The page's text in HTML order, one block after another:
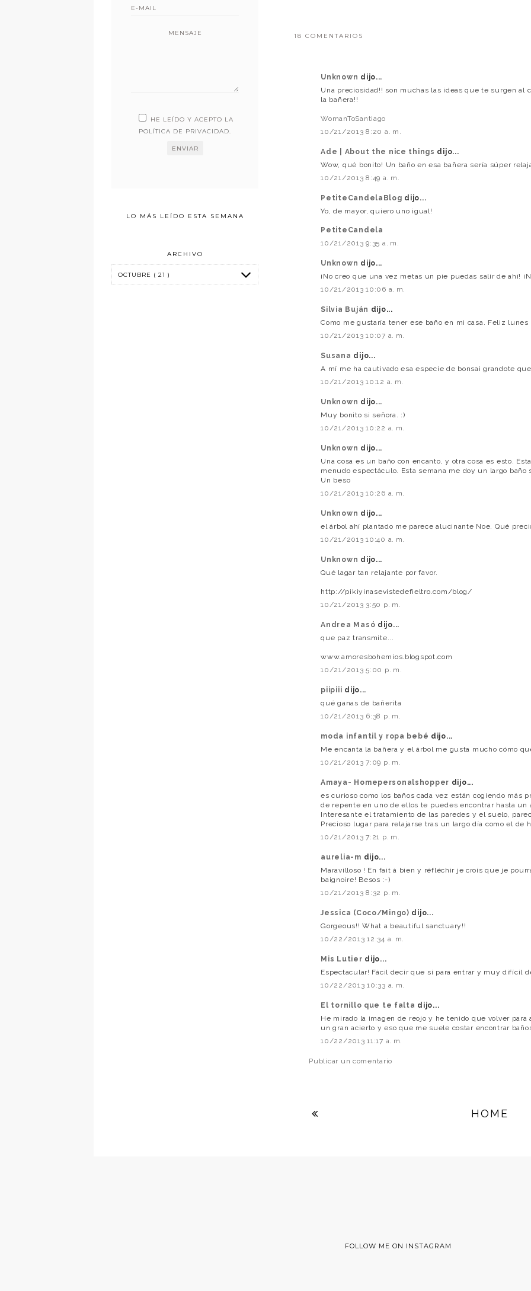
18 COMENTARIOS
Unknown dijo...
Una preciosidad!! son muchas las ideas que te surgen al
la bañera!!
WomanToSantiago
10/21/2013 8:20 a. m.
Ade | About the nice things dijo...
Wow, qué bonito! Un baño en esa bañera sería súper
10/21/2013 8:49 a. m.
PetiteCandelaBlog dijo...
Yo, de mayor, quiero uno igual!
PetiteCandela
10/21/2013 9:35 a. m.
Unknown dijo...
¡No creo que una vez metas un pie puedas salir de ahí!
10/21/2013 10:06 a. m.
Silvia Buján dijo...
Como me gustaría tener ese baño en mi casa. Feliz lunes
10/21/2013 10:07 a. m.
Susana dijo...
A mí me ha cautivado esa especie de bonsai grandote
10/21/2013 10:12 a. m.
Unknown dijo...
Muy bonito si señora. :)
10/21/2013 10:22 a. m.
Unknown dijo...
Una cosa es un baño con encanto, y otra cosa es esto.
menudo espectáculo. Esta semana me doy un largo baño
Un beso
10/21/2013 10:26 a. m.
Unknown dijo...
el árbol ahí plantado me parece alucinante Noe. Qué
10/21/2013 10:40 a. m.
Unknown dijo...
Qué lagar tan relajante por favor.
http://pikiyinasevistedefieltro.com/blog/
10/21/2013 3:50 p. m.
Andrea Masó dijo...
que paz transmite...
www.amoresbohemios.blogspot.com
10/21/2013 5:00 p. m.
piipiii dijo...
qué ganas de bañerita
10/21/2013 6:38 p. m.
moda infantil y ropa bebé dijo...
Me encanta la bañera y el árbol me gusta mucho cómo
10/21/2013 7:09 p. m.
Amaya- Homepersonalshopper dijo...
es curioso como los baños cada vez están cogiendo más
de repente en uno de ellos te puedes encontrar hasta un
Interesante el tratamiento de las paredes y el suelo,
Precioso lugar para relajarse tras un largo día como el de
10/21/2013 7:21 p. m.
aurelia-m dijo...
Maravilloso ! En fait à bien y réfléchir je crois que je
baignoire! Besos :-)
10/21/2013 8:32 p. m.
Jessica (Coco/Mingo) dijo...
Gorgeous!! What a beautiful sanctuary!!
10/22/2013 12:34 a. m.
Mis Lutier dijo...
Espectacular! Fácil decir que sí para entrar y muy difícil
10/22/2013 10:33 a. m.
El tornillo que te falta dijo...
He mirado la imagen de reojo y he tenido que volver para
un gran acierto y eso que me suele costar encontrar
10/22/2013 11:17 a. m.
Publicar un comentario
HOME
MENSAJE
HE LEÍDO Y ACEPTO LA
POLÍTICA DE PRIVACIDAD.
LO MÁS LEÍDO ESTA SEMANA
ARCHIVO
FOLLOW ME ON INSTAGRAM